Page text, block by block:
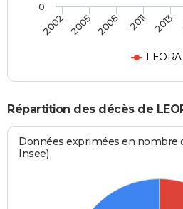
2002 2005 2008 2011 2013
0
Répartition des décès de
Données exprimées en nombre
Insee)